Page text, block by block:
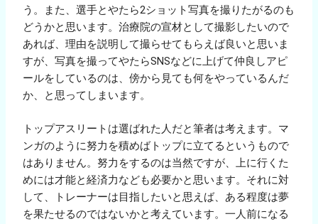
う。また、選手とやたら2ショット写真を撮りたがるのも
どうかと思います。治療院の宣材として撮影したいので
あれば、理由を説明して撮らせてもらえば良いと思いま
すが、写真を撮ってやたらSNSなどに上げて仲良しアピ
ールをしているのは、傍から見ても何をやっているんだ
か、と思ってしまいます。
トップアスリートは選ばれた人だと筆者は考えます。マ
ンガのように努力を積めばトップに立てるというもので
はありません。努力をするのは当然ですが、上に行くた
めには才能と経済力なども必要かと思います。それに対
して、トレーナーは目指したいと思えば、ある程度は夢
を果たせるのではないかと考えています。一人前になる